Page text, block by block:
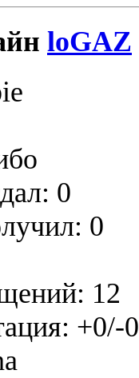
loGAZ
0
0
12
+0/-0